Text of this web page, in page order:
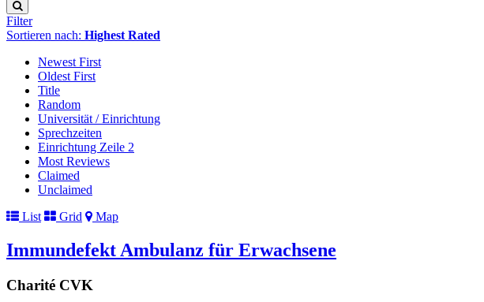
Filter
Sortieren nach: Highest Rated
Newest First
Oldest First
Title
Random
Universität / Einrichtung
Sprechzeiten
Einrichtung Zeile 2
Most Reviews
Claimed
Unclaimed
List
Grid Map
Immundefekt Ambulanz für Erwachsene
Charité CVK